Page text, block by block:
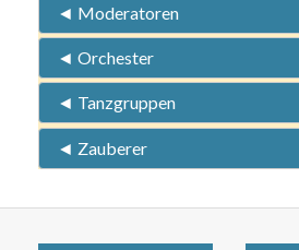
◄ Moderatoren
◄ Orchester
◄ Tanzgruppen
◄ Zauberer